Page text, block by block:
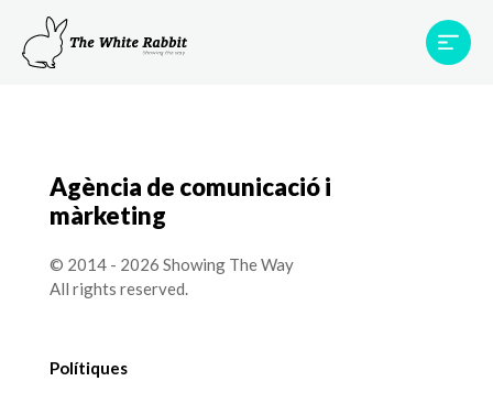
Projectes
Agència de comunicació i
màrketing
© 2014 - 2026 Showing The Way
All rights reserved.
Polítiques